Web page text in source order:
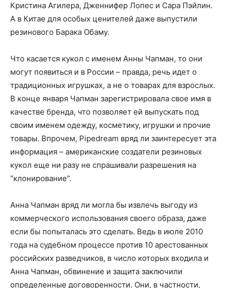
Кристина Агилера, Дженнифер Лопес и Сара Пэйлин.
А в Китае для особых ценителей даже выпустили
резинового Барака Обаму.
Что касается кукол с именем Анны Чапман, то они
могут появиться и в России – правда, речь идет о
традиционных игрушках, а не о товарах для взрослых.
В конце января Чапман зарегистрировала свое имя в
качестве бренда, что позволяет ей выпускать под
своим именем одежду, косметику, игрушки и прочие
товары. Впрочем, Pipedream вряд ли заинтересует эта
информация – американские создатели резиновых
кукол еще ни разу не спрашивали разрешения на
"клонирование".
Анна Чапман вряд ли могла бы извлечь выгоду из
коммерческого использования своего образа, даже
если бы попыталась это сделать. Ведь в июле 2010
года на судебном процессе против 10 арестованных
российских разведчиков, в число которых входила и
Анна Чапман, обвинение и защита заключили
определенные договоренности. Они, в частности,